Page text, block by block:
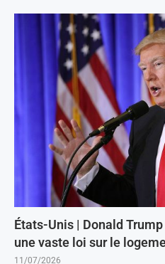
États-Unis | Donald
une vaste loi sur le
11/07/2026